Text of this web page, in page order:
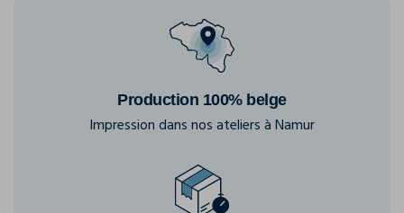
Production 100% belge
Impression dans nos ateliers à Namur